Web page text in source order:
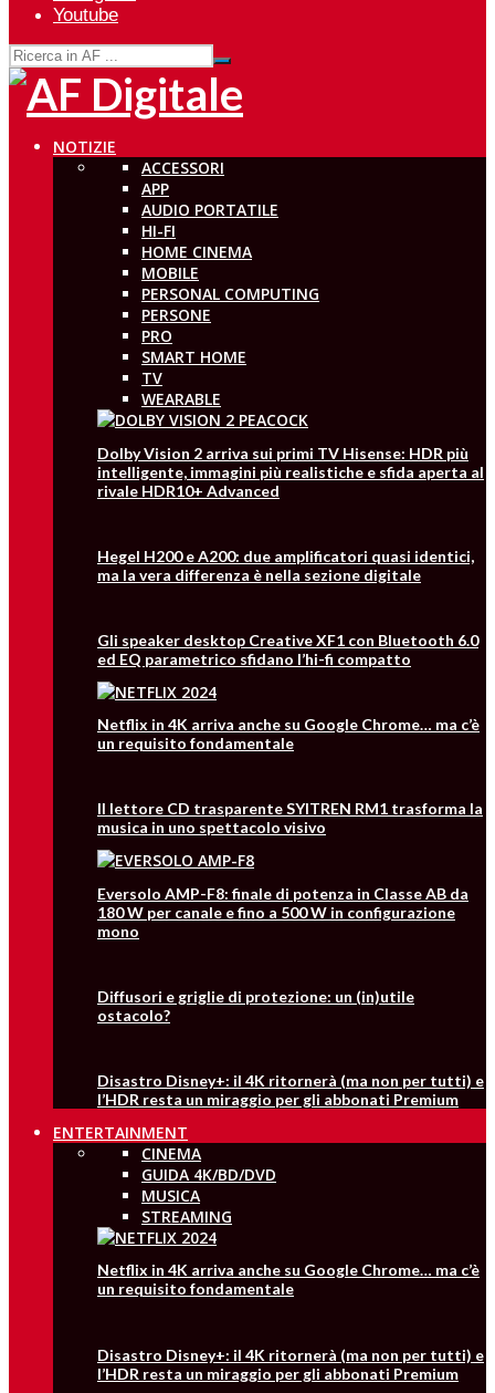
Youtube
NOTIZIE
ACCESSORI
APP
AUDIO PORTATILE
HI-FI
HOME CINEMA
MOBILE
PERSONAL COMPUTING
PERSONE
PRO
SMART HOME
TV
WEARABLE
Dolby Vision 2 arriva sui primi TV Hisense: HDR più
intelligente, immagini più realistiche e sfida aperta al
rivale HDR10+ Advanced
Hegel H200 e A200: due amplificatori quasi identici,
ma la vera differenza è nella sezione digitale
Gli speaker desktop Creative XF1 con Bluetooth 6.0
ed EQ parametrico sfidano l’hi-fi compatto
Netflix in 4K arriva anche su Google Chrome… ma c’è
un requisito fondamentale
Il lettore CD trasparente SYITREN RM1 trasforma la
musica in uno spettacolo visivo
Eversolo AMP-F8: finale di potenza in Classe AB da
180 W per canale e fino a 500 W in configurazione
mono
Diffusori e griglie di protezione: un (in)utile
ostacolo?
Disastro Disney+: il 4K ritornerà (ma non per tutti) e
l’HDR resta un miraggio per gli abbonati Premium
ENTERTAINMENT
CINEMA
GUIDA 4K/BD/DVD
MUSICA
STREAMING
Netflix in 4K arriva anche su Google Chrome… ma c’è
un requisito fondamentale
Disastro Disney+: il 4K ritornerà (ma non per tutti) e
l’HDR resta un miraggio per gli abbonati Premium